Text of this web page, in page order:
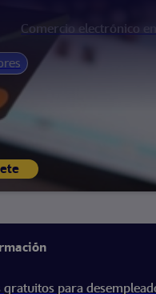
Comercio electrónico
gratuitos para